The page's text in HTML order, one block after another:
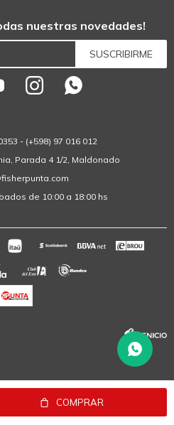
COMPRAR
- (+598) 97 016 012
Parada 4 1/2, Maldonado
de 10:00 a 18:00 hs
nuestras novedades!
SUSCRIBIRME
 